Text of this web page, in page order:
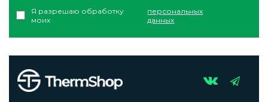
Я разрешаю обработку
моих
персональных
данных